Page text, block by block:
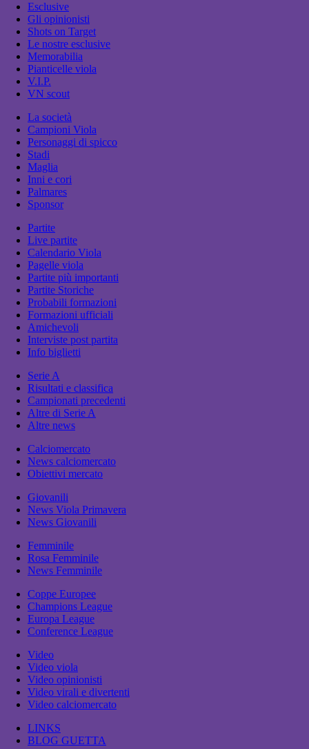
Esclusive
Gli opinionisti
Shots on Target
Le nostre esclusive
Memorabilia
Pianticelle viola
V.I.P.
VN scout
La società
Campioni Viola
Personaggi di spicco
Stadi
Maglia
Inni e cori
Palmares
Sponsor
Partite
Live partite
Calendario Viola
Pagelle viola
Partite più importanti
Partite Storiche
Probabili formazioni
Formazioni ufficiali
Amichevoli
Interviste post partita
Info biglietti
Serie A
Risultati e classifica
Campionati precedenti
Altre di Serie A
Altre news
Calciomercato
News calciomercato
Obiettivi mercato
Giovanili
News Viola Primavera
News Giovanili
Femminile
Rosa Femminile
News Femminile
Coppe Europee
Champions League
Europa League
Conference League
Video
Video viola
Video opinionisti
Video virali e divertenti
Video calciomercato
LINKS
BLOG GUETTA